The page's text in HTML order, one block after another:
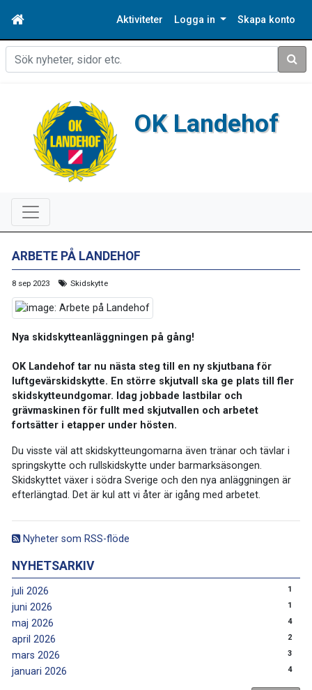
Aktiviteter Logga in Skapa konto
Sök
OK Landehof
Nyheter som RSS-flöde
NYHETSARKIV
juli 2026 1
juni 2026 1
maj 2026 4
april 2026 2
mars 2026 3
januari 2026 4
ARBETE PÅ LANDEHOF
8 sep 2023 Skidskytte
Nya skidskytteanläggningen på gång!
OK Landehof tar nu nästa steg till en ny skjutbana för
luftgevärskidskytte. En större skjutvall ska ge plats till fler
skidskytteundgomar. Idag jobbade lastbilar och
grävmaskinen för fullt med skjutvallen och arbetet
fortsätter i etapper under hösten.
Du visste väl att skidskytteungomarna även tränar och tävlar i
springskytte och rullskidskytte under barmarksäsongen.
Skidskyttet växer i södra Sverige och den nya anläggningen är
efterlängtad. Det är kul att vi åter är igång med arbetet.